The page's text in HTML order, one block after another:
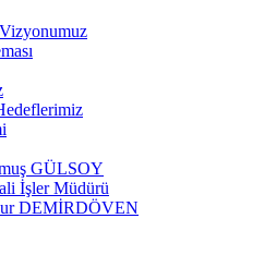
GÜLSOY
İşler Müdürü
DEMİRDÖVEN